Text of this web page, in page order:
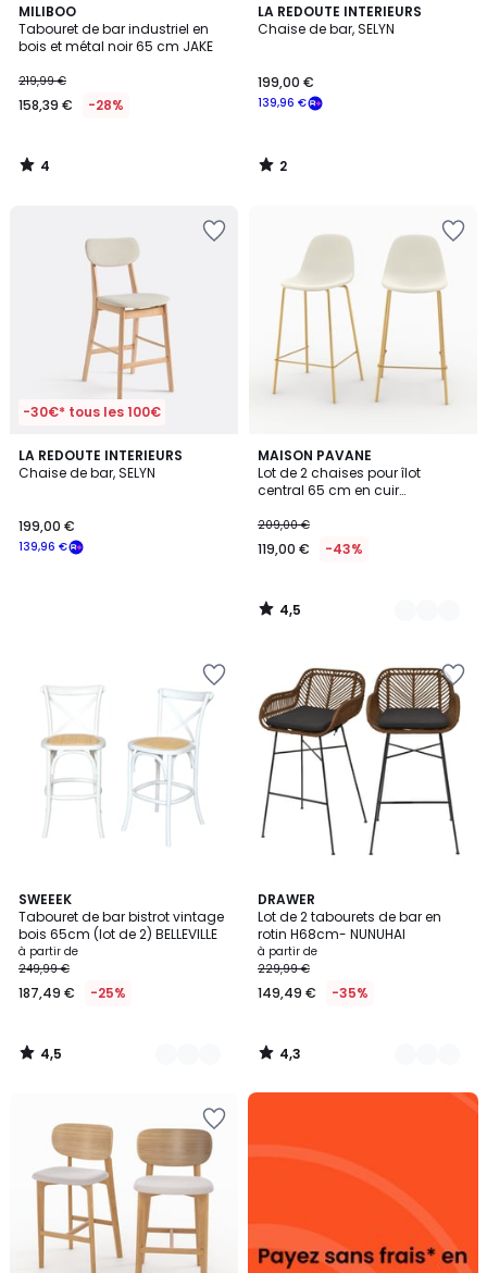
MILIBOO
Tabouret de bar industriel en
bois et métal noir 65 cm JAKE
219,99 €
158,39 € -28%
4
/
5
4
/
LA REDOUTE INTERIEURS
Chaise de bar, SELYN
139,96 €
199,00 €
2
/
2
/
-30€* tous les 100€
LA REDOUTE INTERIEURS
Chaise de bar, SELYN
139,96 €
199,00 €
MAISON PAVANE
Lot de 2 chaises pour îlot
central 65 cm en cuir
209,00 €
119,00 € -43%
4,5
/ 5
3
Couleurs
4,5
/
SWEEEK
Tabouret de bar bistrot vintage
bois 65cm (lot de 2) BELLEVILLE
à partir de
249,99 €
187,49 € -25%
4,5
/ 5
2
Couleurs
4,5
/
DRAWER
Lot de 2 tabourets de bar en
rotin H68cm- NUNUHAI
à partir de
229,99 €
149,49 € -35%
4,3
/ 5
2
Couleurs
4,3
/
Alma
sans